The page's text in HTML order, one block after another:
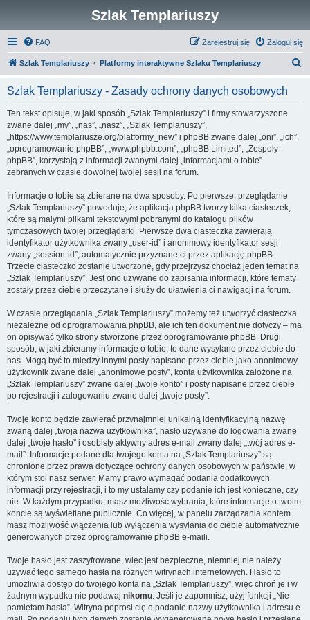
Szlak Templariuszy
FAQ Zaloguj się
Zarejestruj się
Szlak Templariuszy Platformy interaktywne Szlaku Templariuszy
Szlak Templariuszy - Zasady ochrony danych osobowych
Ten tekst opisuje, w jaki sposób „Szlak Templariuszy” i firmy stowarzyszone
zwane dalej „my”, „nas”, „nasz”, „Szlak Templariuszy”,
„https://www.templariusze.org/platformy_new” i phpBB zwane dalej „oni”, „ich”,
„oprogramowanie phpBB”, „www.phpbb.com”, „phpBB Limited”, „Zespoły
phpBB”, korzystają z informacji zwanymi dalej „informacjami o tobie”
zebranych w czasie dowolnej twojej sesji na forum.
Informacje o tobie są zbierane na dwa sposoby. Po pierwsze, przeglądanie
„Szlak Templariuszy” powoduje, że aplikacja phpBB tworzy kilka ciasteczek,
które są małymi plikami tekstowymi pobranymi do katalogu plików
tymczasowych twojej przeglądarki. Pierwsze dwa ciasteczka zawierają
identyfikator użytkownika zwany „user-id” i anonimowy identyfikator sesji
zwany „session-id”, automatycznie przyznane ci przez aplikację phpBB.
Trzecie ciasteczko zostanie utworzone, gdy przejrzysz chociaż jeden temat na
„Szlak Templariuszy”. Jest ono używane do zapisania informacji, które tematy
zostały przez ciebie przeczytane i służy do ułatwienia ci nawigacji na forum.
W czasie przeglądania „Szlak Templariuszy” możemy też utworzyć ciasteczka
niezależne od oprogramowania phpBB, ale ich ten dokument nie dotyczy – ma
on opisywać tylko strony stworzone przez oprogramowanie phpBB. Drugi
sposób, w jaki zbieramy informacje o tobie, to dane wysyłane przez ciebie do
nas. Mogą być to między innymi posty napisane przez ciebie jako anonimowy
użytkownik zwane dalej „anonimowe posty”, konta użytkownika założone na
„Szlak Templariuszy” zwane dalej „twoje konto” i posty napisane przez ciebie
po rejestracji i zalogowaniu zwane dalej „twoje posty”.
Twoje konto będzie zawierać przynajmniej unikalną identyfikacyjną nazwę
zwaną dalej „twoja nazwa użytkownika”, hasło używane do logowania zwane
dalej „twoje hasło” i osobisty aktywny adres e-mail zwany dalej „twój adres e-
mail”. Informacje podane dla twojego konta na „Szlak Templariuszy” są
chronione przez prawa dotyczące ochrony danych osobowych w państwie, w
którym stoi nasz serwer. Mamy prawo wymagać podania dodatkowych
informacji przy rejestracji, i to my ustalamy czy podanie ich jest konieczne, czy
nie. W każdym przypadku, masz możliwość wybrania, które informacje o twoim
koncie są wyświetlane publicznie. Co więcej, w panelu zarządzania kontem
masz możliwość włączenia lub wyłączenia wysyłania do ciebie automatycznie
generowanych przez oprogramowanie phpBB e-maili.
Twoje hasło jest zaszyfrowane, więc jest bezpieczne, niemniej nie należy
używać tego samego hasła na różnych witrynach internetowych. Hasło to
umożliwia dostęp do twojego konta na „Szlak Templariuszy”, więc chroń je i w
żadnym wypadku nie podawaj nikomu. Jeśli je zapomnisz, użyj funkcji „Nie
pamiętam hasła”. Witryna poprosi cię o podanie nazwy użytkownika i adresu e-